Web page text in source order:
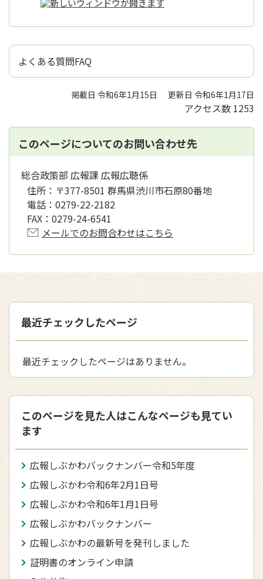
よくある質問FAQ
掲載日 令和6年1月15日 更新日 令和6年1月17日
アクセス数 1253
このページについてのお問い合わせ先
総合政策部 広報課 広報広聴係
住所： 〒377-8501 群馬県渋川市石原80番地
電話： 0279-22-2182
FAX： 0279-24-6541
メールでのお問合わせはこちら
最近チェックしたページ
最近チェックしたページはありません。
このページを見た人はこんなページも見てい
ます
広報しぶかわバックナンバー令和5年度
広報しぶかわ令和6年2月1日号
広報しぶかわ令和6年1月1日号
広報しぶかわバックナンバー
広報しぶかわの最新号を発刊しました
証明書のオンライン申請